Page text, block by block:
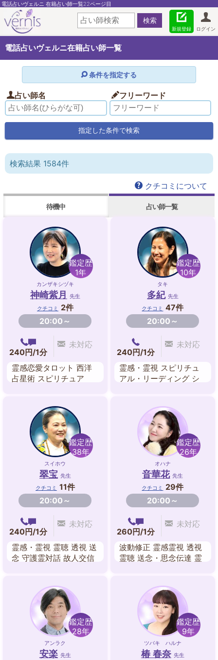
電話占いヴェルニ 在籍占い師一覧22ページ目
ログイン
新規登録
電話占いヴェルニ在籍占い師一覧
条件を指定する
占い師名 フリーワード
検索結果 1584件
クチコミについて
待機中 占い師一覧
鑑定歴
1年
カンザキシヅキ
神崎紫月 先生
クチコミ
2件
20:00～
240円/1分
未対応
霊感恋愛タロット 西洋
占星術 スピリチュア
鑑定歴
10年
タキ
多紀 先生
クチコミ
47件
20:00～
240円/1分
未対応
霊感・霊視 スピリチュ
アル・リーディング シ
鑑定歴
38年
スイホウ
翠宝 先生
クチコミ 11件
20:00～
240円/1分
未対応
霊感・霊視 霊聴 透視 送
念 守護霊対話 故人交信
鑑定歴
26年
オハナ
音華花 先生
クチコミ
29件
20:00～
260円/1分
未対応
波動修正 霊感霊視 透視
霊聴 送念・思念伝達 霊
鑑定歴
28年
アンラク
安楽 先生
鑑定歴
9年
ツバキ ハルナ
椿 春奈 先生